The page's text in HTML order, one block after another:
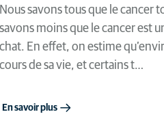
Nous savons tous que le cancer
savons moins que le cancer est
chat. En effet, on estime
cours de sa vie, et certains t…
En savoir plus